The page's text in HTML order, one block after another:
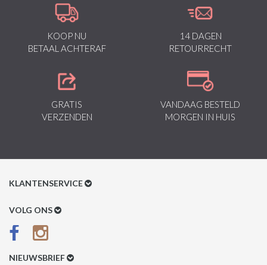
KOOP NU
BETAAL ACHTERAF
14 DAGEN
RETOURRECHT
GRATIS
VERZENDEN
VANDAAG BESTELD
MORGEN IN HUIS
KLANTENSERVICE
Klantenservice
Betaalmethoden
VOLG ONS
NIEUWSBRIEF